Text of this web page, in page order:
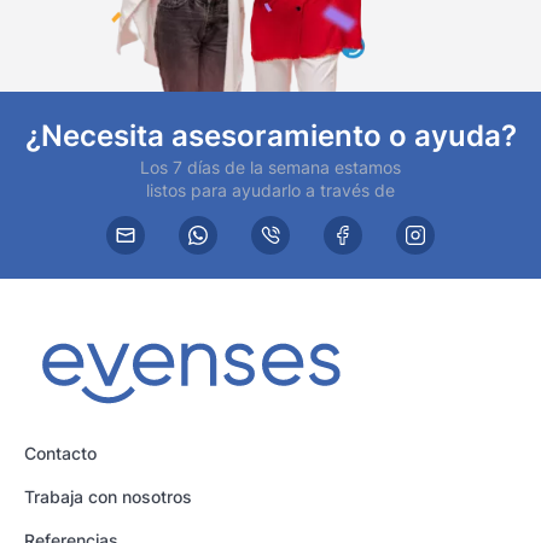
¿Necesita asesoramiento o ayuda?
Los 7 días de la semana estamos
listos para ayudarlo a través de
Contacto
Trabaja con nosotros